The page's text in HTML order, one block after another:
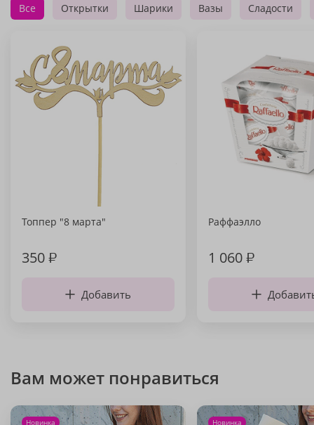
Все Открытки Шарики Вазы Сладости
Топпер "8 марта"
350₽
Добавить
Раффаэлло
1 060₽
Вам может понравиться
Новинка Новинка